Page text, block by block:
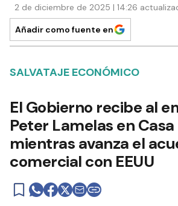
2 de diciembre de 2025 | 14:26
Añadir como fuente en
SALVATAJE ECONÓMICO
El Gobierno recibe al
Peter Lamelas en Casa
mientras avanza el
comercial con EEUU